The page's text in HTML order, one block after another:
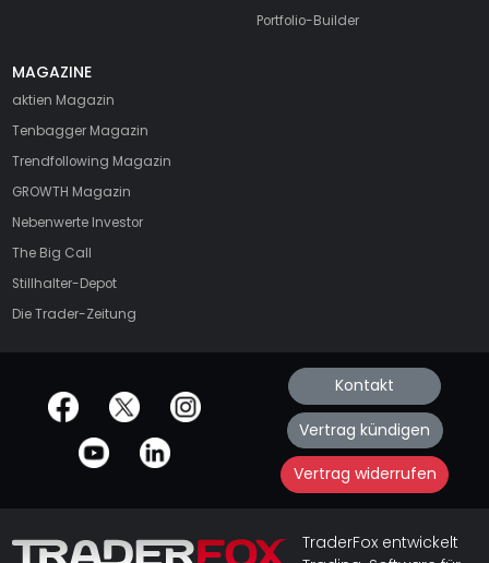
Portfolio-Builder
MAGAZINE
aktien Magazin
Tenbagger Magazin
Trendfollowing Magazin
GROWTH Magazin
Nebenwerte Investor
The Big Call
Stillhalter-Depot
Die Trader-Zeitung
offizielle Social Media-Accounts Kontakt
Vertrag kündigen
Vertrag widerrufen
TraderFox entwickelt